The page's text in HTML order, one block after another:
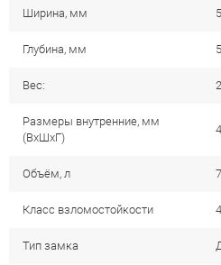
Ширина, мм
Глубина, мм
Вес:
Размеры внутренние, мм
(ВхШхГ)
Объём, л
Класс взломостойкости
Тип замка